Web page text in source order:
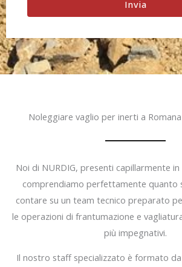
Invia
Noleggiare vaglio per inerti a
Noi di NURDIG, presenti capillarmente
comprendiamo perfettamente quanto
contare su un team tecnico preparato
le operazioni di frantumazione e
più impegnativi.
Il nostro staff specializzato è formato